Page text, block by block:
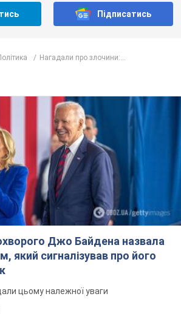
Підписатись
Нагадали про злочини:...
Джо Байдена назвала
який сигналізував про його
цьому належної уваги